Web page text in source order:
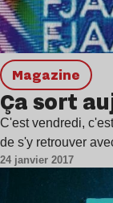
magazine
Ça sort
C'est vendredi,
de s'y retrouver
24 janvier 2017